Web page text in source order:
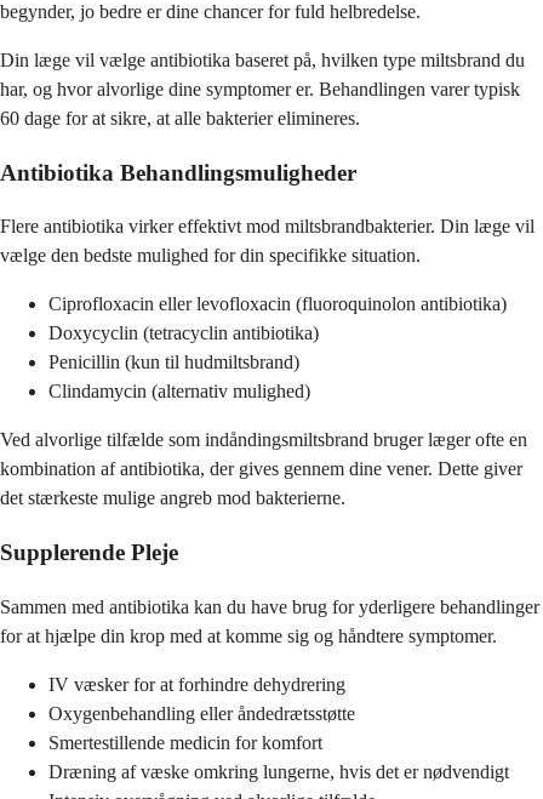
begynder, jo bedre er dine chancer for fuld helbredelse.
Din læge vil vælge antibiotika baseret på, hvilken type miltsbrand du
har, og hvor alvorlige dine symptomer er. Behandlingen varer typisk
60 dage for at sikre, at alle bakterier elimineres.
Antibiotika Behandlingsmuligheder
Flere antibiotika virker effektivt mod miltsbrandbakterier. Din læge vil
vælge den bedste mulighed for din specifikke situation.
Ciprofloxacin eller levofloxacin (fluoroquinolon antibiotika)
Doxycyclin (tetracyclin antibiotika)
Penicillin (kun til hudmiltsbrand)
Clindamycin (alternativ mulighed)
Ved alvorlige tilfælde som indåndingsmiltsbrand bruger læger ofte en
kombination af antibiotika, der gives gennem dine vener. Dette giver
det stærkeste mulige angreb mod bakterierne.
Supplerende Pleje
Sammen med antibiotika kan du have brug for yderligere behandlinger
for at hjælpe din krop med at komme sig og håndtere symptomer.
IV væsker for at forhindre dehydrering
Oxygenbehandling eller åndedrætsstøtte
Smertestillende medicin for komfort
Dræning af væske omkring lungerne, hvis det er nødvendigt